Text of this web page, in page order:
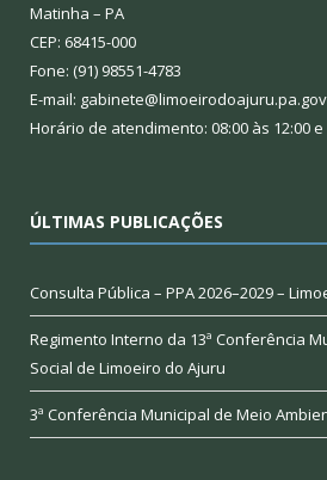
Matinha – PA
CEP: 68415-000
Fone: (91) 98551-4783
E-mail:
Horário de atendimento: 08:00 às 12:00 e
ÚLTIMAS PUBLICAÇÕES
Consulta Pública – PPA 2026–2029 –
Regimento Interno da 13ª Conferência
Social de Limoeiro do Ajuru
3ª Conferência Municipal de Meio